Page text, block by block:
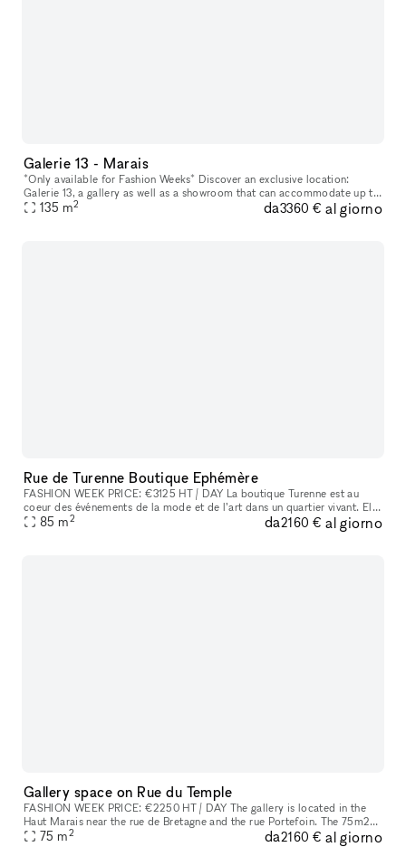
Galerie 13 - Marais
*Only available for Fashion Weeks* Discover an exclusive location:
Galerie 13, a gallery as well as a showroom that can accommodate up to
60 pax. This location has a unique atmosphere with its sleek
135 m2 da3360 € al giorno
Rue de Turenne Boutique Ephémère
FASHION WEEK PRICE: €3125 HT / DAY La boutique Turenne est au
coeur des événements de la mode et de l’art dans un quartier vivant. Elle
est composée de 3 pieces en enfilade ouvertes sur une vitrine
85 m2 da2160 € al giorno
Gallery space on Rue du Temple
FASHION WEEK PRICE: €2250 HT / DAY The gallery is located in the
Haut Marais near the rue de Bretagne and the rue Portefoin. The 75m2
space is located on the first floor at the end of a small Parisa
75 m2 da2160 € al giorno